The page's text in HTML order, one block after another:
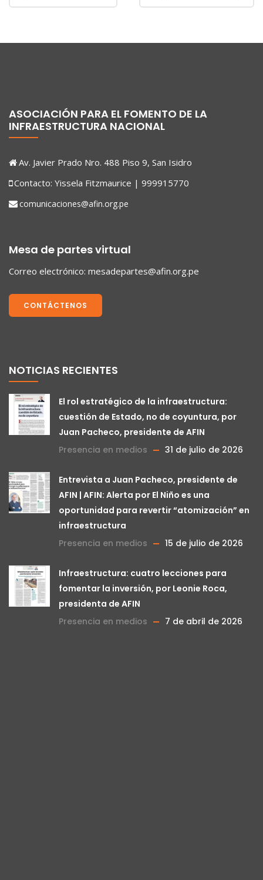
ASOCIACIÓN PARA EL FOMENTO DE LA
INFRAESTRUCTURA NACIONAL
Av. Javier Prado Nro. 488 Piso 9, San Isidro
Contacto: Yissela Fitzmaurice | 999915770
comunicaciones@afin.org.pe
Mesa de partes virtual
Correo electrónico: mesadepartes@afin.org.pe
CONTÁCTENOS
NOTICIAS RECIENTES
El rol estratégico de la infraestructura:
cuestión de Estado, no de coyuntura, por
Juan Pacheco, presidente de AFIN
Presencia en medios
31 de julio de 2026
Entrevista a Juan Pacheco, presidente de
AFIN | AFIN: Alerta por El Niño es una
oportunidad para revertir “atomización” en
infraestructura
Presencia en medios
15 de julio de 2026
Infraestructura: cuatro lecciones para
fomentar la inversión, por Leonie Roca,
presidenta de AFIN
Presencia en medios
7 de abril de 2026